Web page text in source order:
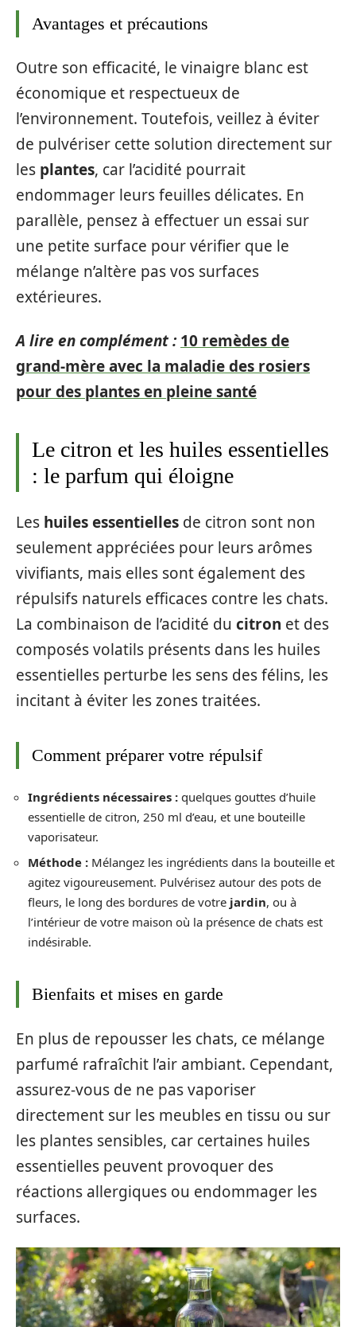
Avantages et précautions
Outre son efficacité, le vinaigre blanc est
économique et respectueux de
l’environnement. Toutefois, veillez à éviter
de pulvériser cette solution directement sur
les plantes, car l’acidité pourrait
endommager leurs feuilles délicates. En
parallèle, pensez à effectuer un essai sur
une petite surface pour vérifier que le
mélange n’altère pas vos surfaces
extérieures.
A lire en complément : 10 remèdes de
grand-mère avec la maladie des rosiers
pour des plantes en pleine santé
Le citron et les huiles essentielles
: le parfum qui éloigne
Les huiles essentielles de citron sont non
seulement appréciées pour leurs arômes
vivifiants, mais elles sont également des
répulsifs naturels efficaces contre les chats.
La combinaison de l’acidité du citron et des
composés volatils présents dans les huiles
essentielles perturbe les sens des félins, les
incitant à éviter les zones traitées.
Comment préparer votre répulsif
Ingrédients nécessaires : quelques gouttes d’huile
essentielle de citron, 250 ml d’eau, et une bouteille
vaporisateur.
Méthode : Mélangez les ingrédients dans la bouteille et
agitez vigoureusement. Pulvérisez autour des pots de
fleurs, le long des bordures de votre jardin, ou à
l’intérieur de votre maison où la présence de chats est
indésirable.
Bienfaits et mises en garde
En plus de repousser les chats, ce mélange
parfumé rafraîchit l’air ambiant. Cependant,
assurez-vous de ne pas vaporiser
directement sur les meubles en tissu ou sur
les plantes sensibles, car certaines huiles
essentielles peuvent provoquer des
réactions allergiques ou endommager les
surfaces.